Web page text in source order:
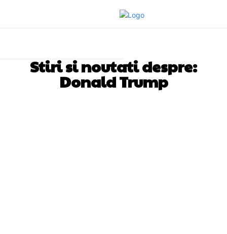
Stiri si noutati despre:
Donald Trump